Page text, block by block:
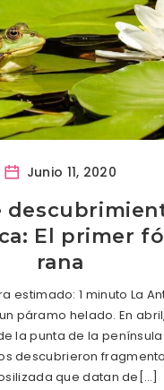
Junio 11, 2020
El primer
rana
estimado: 1 minuto La
páramo helado. En
la punta de la
descubrieron
que datan de[…]